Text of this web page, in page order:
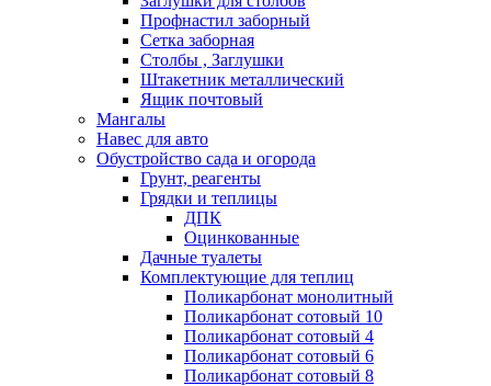
Профнастил заборный
Сетка заборная
Столбы , Заглушки
Штакетник металлический
Ящик почтовый
Мангалы
Навес для авто
Обустройство сада и огорода
Грунт, реагенты
Грядки и теплицы
ДПК
Оцинкованные
Дачные туалеты
Комплектующие для теплиц
Поликарбонат монолитный
Поликарбонат сотовый 10
Поликарбонат сотовый 4
Поликарбонат сотовый 6
Поликарбонат сотовый 8